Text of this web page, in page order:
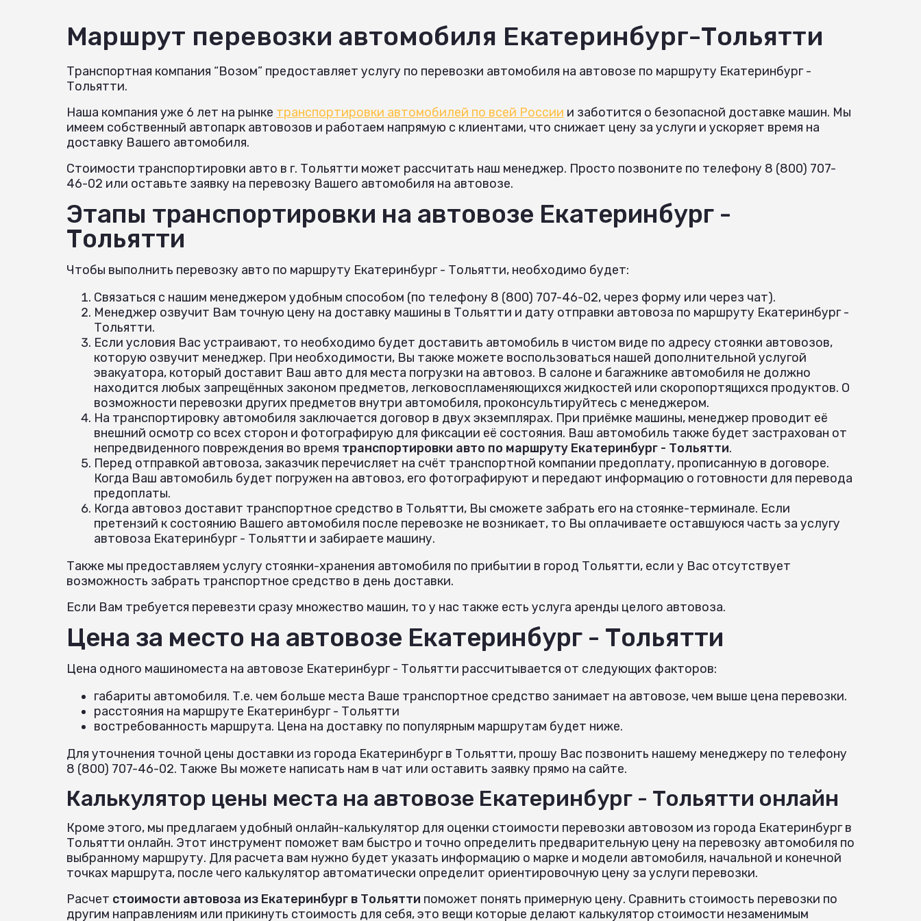
Маршрут перевозки автомобиля Екатеринбург-Тольятти
Транспортная компания “Возом” предоставляет услугу по перевозки автомобиля на автовозе по маршруту Екатеринбург -
Тольятти.
Наша компания уже 6 лет на рынке транспортировки автомобилей по всей России и заботится о безопасной доставке машин. Мы
имеем собственный автопарк автовозов и работаем напрямую с клиентами, что снижает цену за услуги и ускоряет время на
доставку Вашего автомобиля.
Стоимости транспортировки авто в г. Тольятти может рассчитать наш менеджер. Просто позвоните по телефону 8 (800) 707-
46-02 или оставьте заявку на перевозку Вашего автомобиля на автовозе.
Этапы транспортировки на автовозе Екатеринбург -
Тольятти
Чтобы выполнить перевозку авто по маршруту Екатеринбург - Тольятти, необходимо будет:
Связаться с нашим менеджером удобным способом (по телефону 8 (800) 707-46-02, через форму или через чат).
Менеджер озвучит Вам точную цену на доставку машины в Тольятти и дату отправки автовоза по маршруту Екатеринбург -
Тольятти.
Если условия Вас устраивают, то необходимо будет доставить автомобиль в чистом виде по адресу стоянки автовозов,
которую озвучит менеджер. При необходимости, Вы также можете воспользоваться нашей дополнительной услугой
эвакуатора, который доставит Ваш авто для места погрузки на автовоз. В салоне и багажнике автомобиля не должно
находится любых запрещённых законом предметов, легковоспламеняющихся жидкостей или скоропортящихся продуктов. О
возможности перевозки других предметов внутри автомобиля, проконсультируйтесь с менеджером.
На транспортировку автомобиля заключается договор в двух экземплярах. При приёмке машины, менеджер проводит её
внешний осмотр со всех сторон и фотографирую для фиксации её состояния. Ваш автомобиль также будет застрахован от
непредвиденного повреждения во время транспортировки авто по маршруту Екатеринбург - Тольятти.
Перед отправкой автовоза, заказчик перечисляет на счёт транспортной компании предоплату, прописанную в договоре.
Когда Ваш автомобиль будет погружен на автовоз, его фотографируют и передают информацию о готовности для перевода
предоплаты.
Когда автовоз доставит транспортное средство в Тольятти, Вы сможете забрать его на стоянке-терминале. Если
претензий к состоянию Вашего автомобиля после перевозке не возникает, то Вы оплачиваете оставшуюся часть за услугу
автовоза Екатеринбург - Тольятти и забираете машину.
Также мы предоставляем услугу стоянки-хранения автомобиля по прибытии в город Тольятти, если у Вас отсутствует
возможность забрать транспортное средство в день доставки.
Если Вам требуется перевезти сразу множество машин, то у нас также есть услуга аренды целого автовоза.
Цена за место на автовозе Екатеринбург - Тольятти
Цена одного машиноместа на автовозе Екатеринбург - Тольятти рассчитывается от следующих факторов:
габариты автомобиля. Т.е. чем больше места Ваше транспортное средство занимает на автовозе, чем выше цена перевозки.
расстояния на маршруте Екатеринбург - Тольятти
востребованность маршрута. Цена на доставку по популярным маршрутам будет ниже.
Для уточнения точной цены доставки из города Екатеринбург в Тольятти, прошу Вас позвонить нашему менеджеру по телефону
8 (800) 707-46-02. Также Вы можете написать нам в чат или оставить заявку прямо на сайте.
Калькулятор цены места на автовозе Екатеринбург - Тольятти онлайн
Кроме этого, мы предлагаем удобный онлайн-калькулятор для оценки стоимости перевозки автовозом из города Екатеринбург в
Тольятти онлайн. Этот инструмент поможет вам быстро и точно определить предварительную цену на перевозку автомобиля по
выбранному маршруту. Для расчета вам нужно будет указать информацию о марке и модели автомобиля, начальной и конечной
точках маршрута, после чего калькулятор автоматически определит ориентировочную цену за услуги перевозки.
Расчет стоимости автовоза из Екатеринбург в Тольятти поможет понять примерную цену. Сравнить стоимость перевозки по
другим направлениям или прикинуть стоимость для себя, это вещи которые делают калькулятор стоимости незаменимым